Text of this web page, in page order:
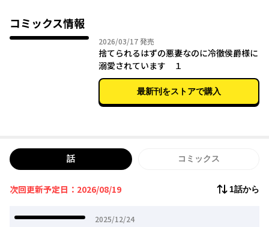
開幕！
コミックス情報
2026/03/172026年03月17日
発売
捨てられるはずの悪妻なのに冷徹侯爵様に
溺愛されています １
最新刊をストアで購入
話 コミックス
次回更新予定日：2026/08/19 1話から
2025/12/24
2025年12月24日